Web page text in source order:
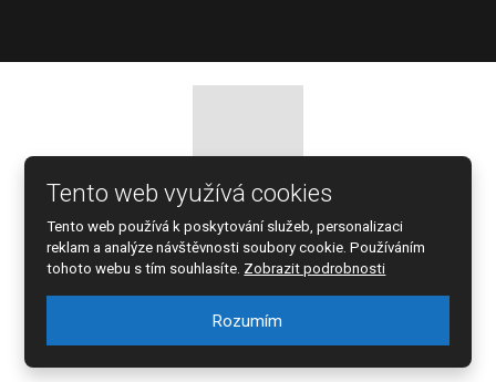
© 2026 EKOCIS, spol. s r.o., vytvořila eBRÁNA s.r.o.
Mapa stránek
Podmínky použití
Tento web je chráněn pomocí Google ReCAPTCHA a platí pro něj
zásady ochrany osobních údajů a smluvní podmínky společnosti Google.
Tento web využívá cookies
Tento web používá k poskytování služeb, personalizaci
reklam a analýze návštěvnosti soubory cookie. Používáním
tohoto webu s tím souhlasíte. Zobrazit podrobnosti
Rozumím